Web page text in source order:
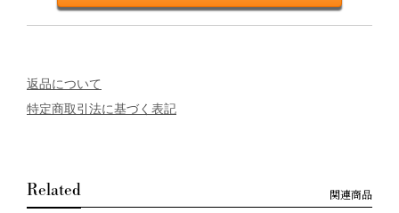
返品について
特定商取引法に基づく表記
Related 関連商品